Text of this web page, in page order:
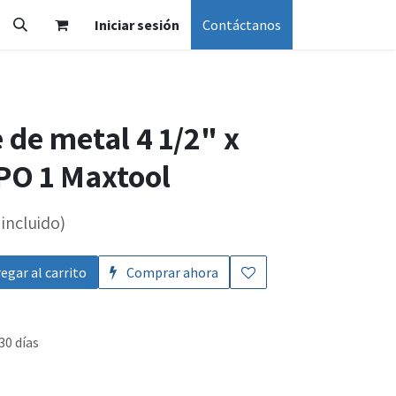
Iniciar sesión Contáctanos
de metal 4 1/2" x
1 Maxtool
al carrito Comprar ahora
días